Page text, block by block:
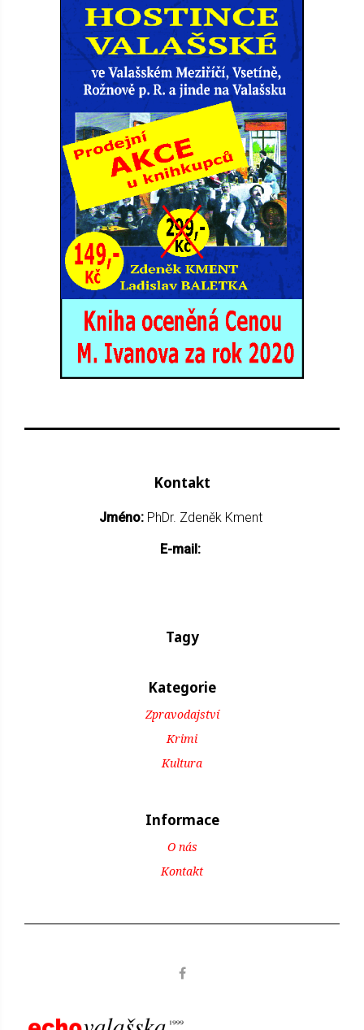
Kontakt
Jméno: PhDr. Zdeněk Kment
E-mail:
Tagy
Kategorie
Zpravodajství
Krimi
Kultura
Informace
O nás
Kontakt